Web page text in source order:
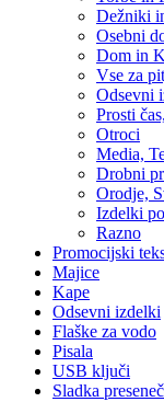
Dežniki
Osebni
Dom in
Vse za
Odsevni
Prosti
Otroci
Media,
Drobni
Orodje,
Izdelki
Razno
Promocijski
Majice
Kape
Odsevni izdelki
Flaške za vodo
Pisala
USB ključi
Sladka